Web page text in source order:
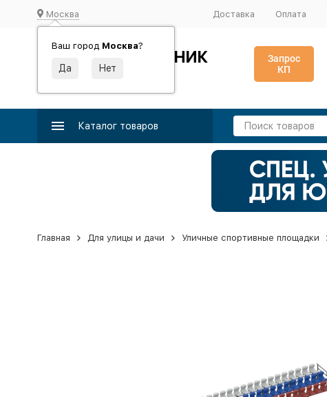
Москва
Ваш город Москва?
Доставка Оплата
ИДЕАЛЬНЫЙ ТУРНИК
Производство и поставка спортивного оборудования
Запрос
КП
Каталог товаров
Главная Для улицы и дачи Уличные спортивные площадки